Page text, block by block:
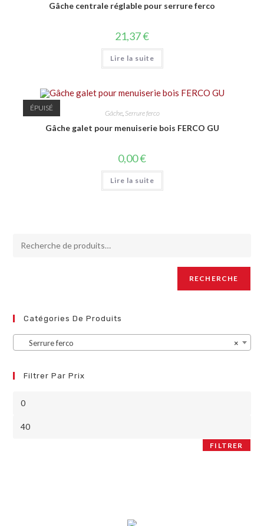
Gâche centrale réglable pour serrure ferco
21,37€
Lire la suite
ÉPUISÉ
Gâche, Serrure ferco
Gâche galet pour menuiserie bois FERCO GU
0,00€
Lire la suite
RECHERCHE
Catégories De Produits
×
Serrure ferco
Filtrer Par Prix
FILTRER